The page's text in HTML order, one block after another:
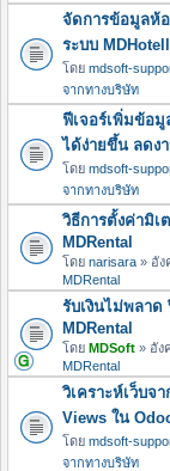
จัดการข้อมูลห้
ระบบ
โดย mdsoft-
จากทางบริษัท
ฟีเจอร์เพิ่มข้อมู
ได้ง่ายขึ้น ลดง
โดย mdsoft-
จากทางบริษัท
วิธีการตั้งค่ามิเ
MDRental
โดย narisara » อัง
MDRental
รับเงินไม่พลาด
MDRental
โดย MDSoft » อัง
MDRental
วิเคราะห์เว็บจ
Views ใน
โดย mdsoft-
จากทางบริษัท